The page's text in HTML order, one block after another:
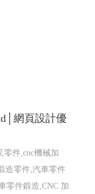
網頁設計優
件,cnc機械加
造零件,汽車零件
零件鍛造,CNC 加